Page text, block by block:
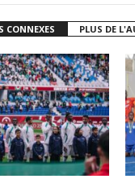
CONNEXES PLUS DE